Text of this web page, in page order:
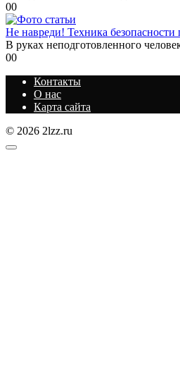
00
Не навреди! Техника безопасности
В руках неподготовленного
00
Контакты
О нас
Карта сайта
© 2026 2lzz.ru